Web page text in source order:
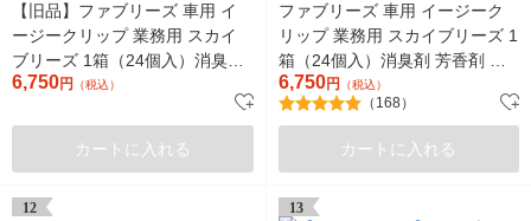
【旧品】ファブリーズ 車用 イ
ージークリップ 業務用 スカイ
ブリーズ 1箱（24個入）消臭剤
芳香剤 Ｐ＆Ｇ
6,750円 （税込）
カートに入れる
ファブリーズ 車用 イージーク
リップ 業務用 スカイブリーズ 1
箱（24個入）消臭剤 芳香剤 Ｐ
＆Ｇ
6,750円 （税込）
（168）
カートに入れる
12 13